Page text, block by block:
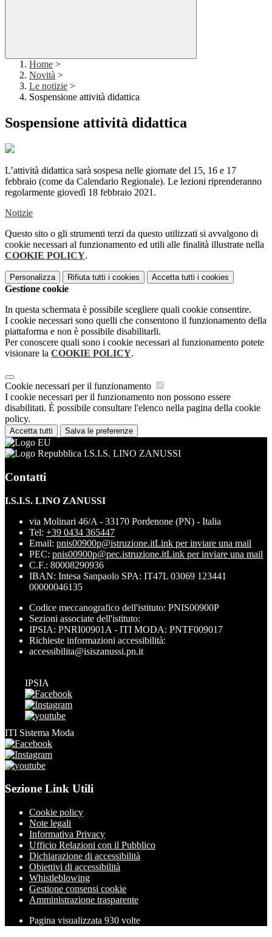
Home >
Novità >
Le notizie >
Sospensione attività didattica
Sospensione attività didattica
L’attività didattica sarà sospesa nelle giornate del 15, 16 e 17
febbraio (come da Calendario Regionale). Le lezioni riprenderanno
regolarmente giovedì 18 febbraio 2021.
Notizie
Questo sito o gli strumenti terzi da questo utilizzati si avvalgono di
cookie necessari al funzionamento ed utili alle finalità illustrate nella
COOKIE POLICY.
Personalizza Rifiuta tutti i cookies Accetta tutti i cookies
Gestione cookie
In questa schermata è possibile scegliere quali cookie consentire.
I cookie necessari sono quelli che consentono il funzionamento della
piattaforma e non è possibile disabilitarli.
Per conoscere quali sono i cookie necessari al funzionamento potete
visionare la COOKIE POLICY.
Cookie necessari per il funzionamento
I cookie necessari per il funzionamento non possono essere
disabilitati. È possibile consultare l'elenco nella pagina della cookie
policy.
Accetta tutti Salva le preferenze
I.S.I.S. LINO ZANUSSI
Contatti
I.S.I.S. LINO ZANUSSI
via Molinari 46/A - 33170 Pordenone (PN) - Italia
Tel: +39 0434 365447
Email: pnis00900p@istruzione.itLink per inviare una mail
PEC: pnis00900p@pec.istruzione.itLink per inviare una mail
C.F.: 80008290936
IBAN: Intesa Sanpaolo SPA: IT47L 03069 123441
00000046135
Codice meccanografico dell'istituto: PNIS00900P
Sezioni associate dell'istituto:
IPSIA: PNRI00901A - ITI MODA: PNTF009017
Richieste informazioni accessibilità:
accessibilita@isiszanussi.pn.it
IPSIA
ITI Sistema Moda
Sezione Link Utili
Cookie policy
Note legali
Informativa Privacy
Ufficio Relazioni con il Pubblico
Dichiarazione di accessibilità
Obiettivi di accessibilità
Whistleblowing
Gestione consensi cookie
Amministrazione trasparente
Pagina visualizzata 930 volte